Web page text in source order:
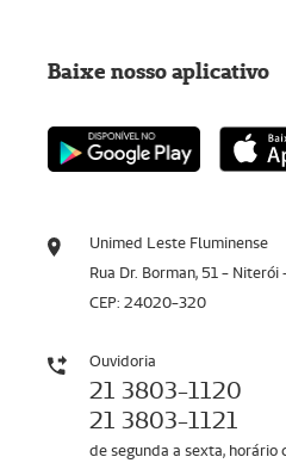
Unimed Leste Fluminense
Rua Dr. Borman, 51 - Niterói
CEP: 24020-320
Ouvidoria
21 3803-1120
21 3803-1121
de segunda a sexta, horário
Baixe nosso aplicativo